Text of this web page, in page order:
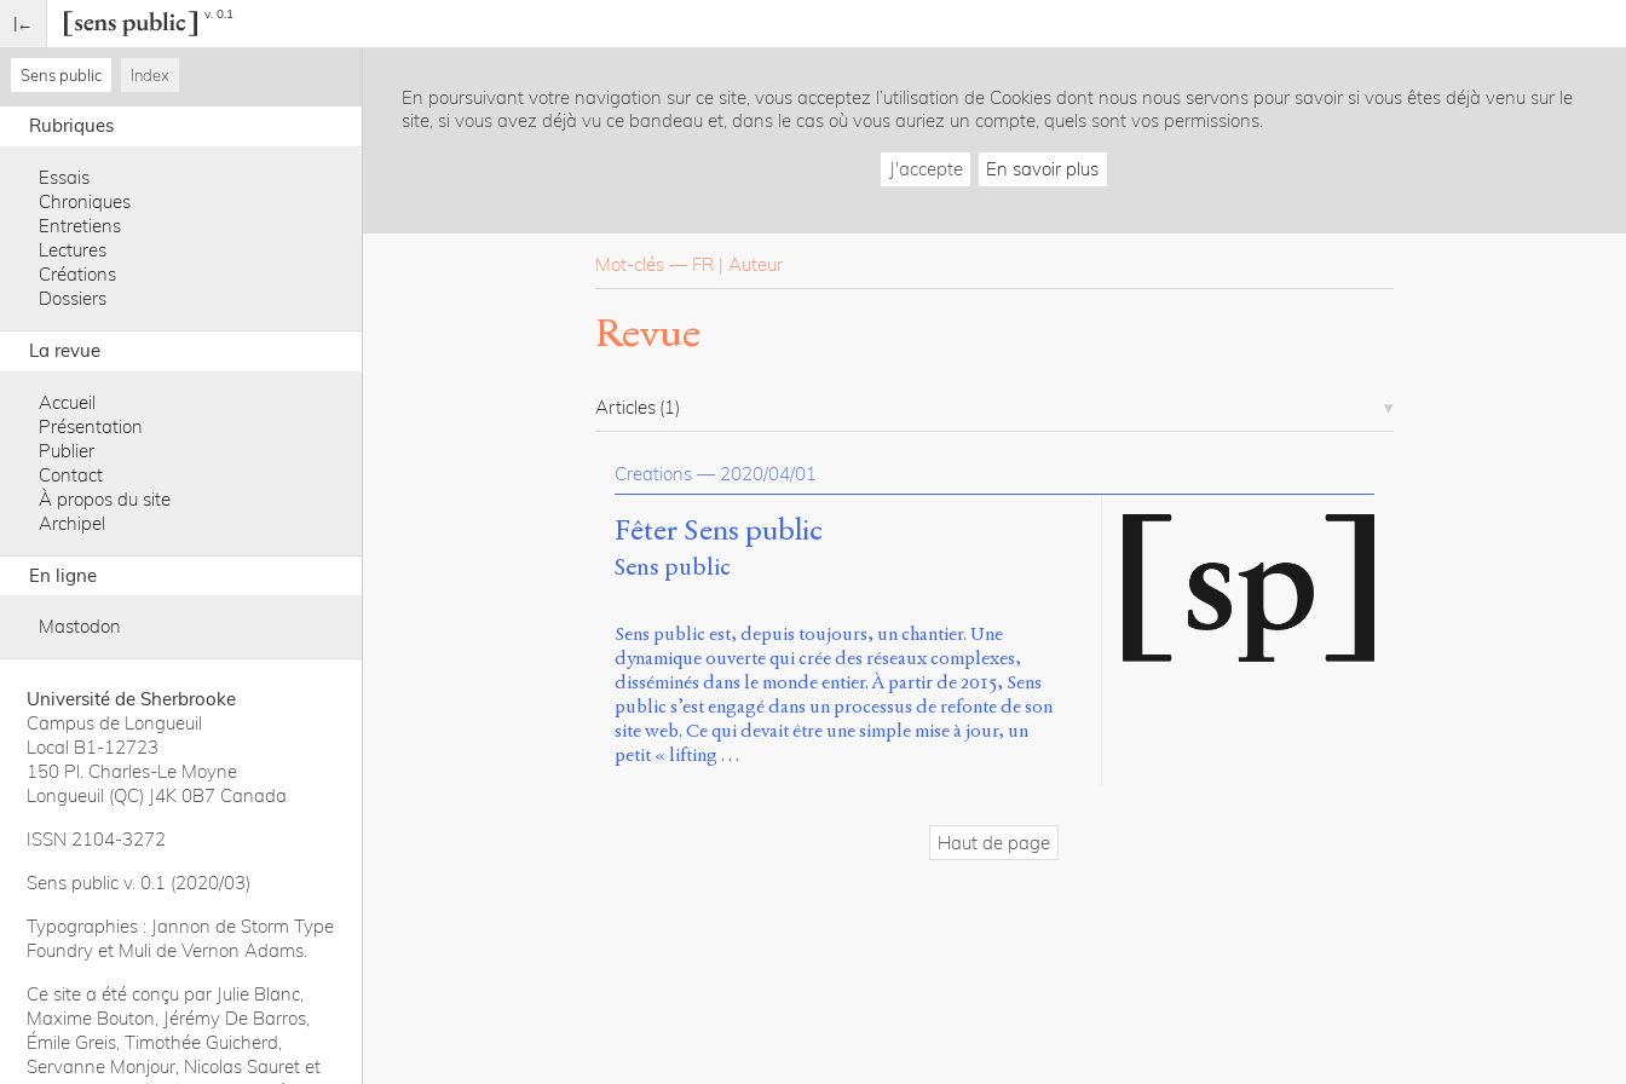
v. 0.1
Sens public Index
Rubriques
Essais
Chroniques
Entretiens
Lectures
Créations
Dossiers
La revue
Accueil
Présentation
Publier
Contact
À propos du site
Archipel
En ligne
Mastodon
Université de Sherbrooke
Campus de Longueuil
Local B1-12723
150 Pl. Charles-Le Moyne
Longueuil (QC) J4K 0B7 Canada
ISSN 2104-3272
Sens public v. 0.1 (2020/03)
Typographies : Jannon de Storm Type
Foundry et Muli de Vernon Adams.
Ce site a été conçu par Julie Blanc,
Maxime Bouton, Jérémy De Barros,
Émile Greis, Timothée Guicherd,
Servanne Monjour, Nicolas Sauret et
En poursuivant votre navigation sur ce site, vous acceptez l’utilisation de Cookies dont nous nous servons pour savoir si vous êtes déjà venu sur le
site, si vous avez déjà vu ce bandeau et, dans le cas où vous auriez un compte, quels sont vos permissions.
J'accepte En savoir plus
Mot-clés — FR Auteur
Revue
Articles (1)
Creations — 2020/04/01
Fêter Sens public
Sens public
Sens public est, depuis toujours, un chantier. Une
dynamique ouverte qui crée des réseaux complexes,
disséminés dans le monde entier. À partir de 2015, Sens
public s’est engagé dans un processus de refonte de son
site web. Ce qui devait être une simple mise à jour, un
petit « lifting …
Haut de page